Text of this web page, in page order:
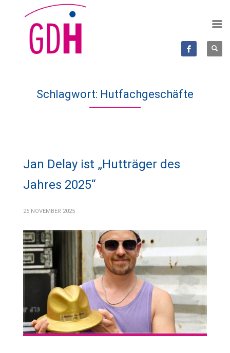
Schlagwort: Hutfachgeschäfte
Jan Delay ist „Hutträger des
Jahres 2025“
25 NOVEMBER 2025